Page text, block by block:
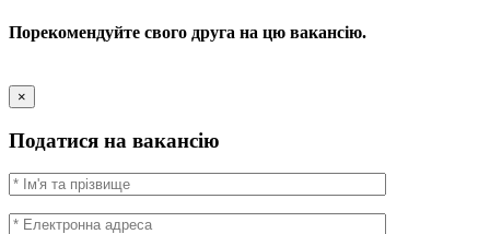
Порекомендуйте свого друга на цю вакансію.
×
Податися на вакансію